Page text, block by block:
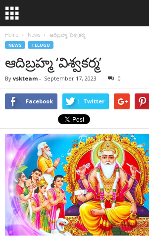
Home News ఆదిబ్రహ్మ ‘విశ్వకర్మ’
NEWS TELUGU
ఆదిబ్రహ్మ ‘విశ్వకర్మ’
By vskteam - September 17, 2023 0
Facebook Twitter